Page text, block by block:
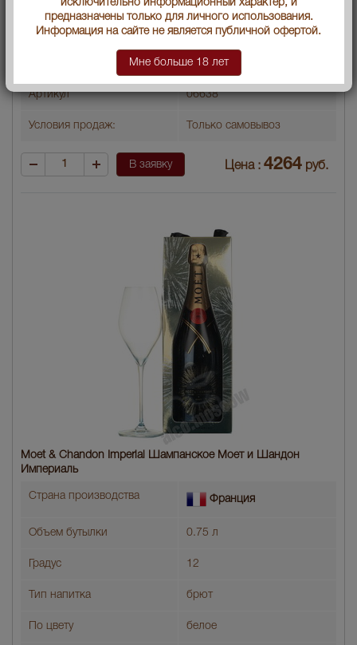
По цвету белое
По содержанию сахара Brut
Артикул 06638
Условия продаж: Только самовывоз
В заявку Цена : 4264 руб.
Moet & Chandon Imperial Шампанское Моет и Шандон
Империаль
Страна производства Франция
Объем бутылки 0.75 л
Градус 12
Тип напитка брют
По цвету белое
исключительно информационный характер, и
предназначены только для личного использования.
Информация на сайте не является публичной офертой.
Мне больше 18 лет